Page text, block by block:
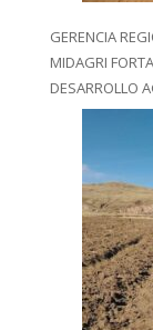
GERENCIA
MIDAGRI
DESARROLLO